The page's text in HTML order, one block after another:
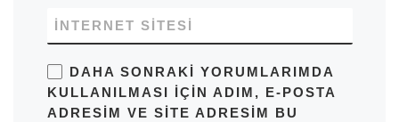
İNTERNET SITESI
DAHA SONRAKI YORUMLARIMDA
KULLANILMASI IÇIN ADIM, E-POSTA
ADRESIM VE SITE ADRESIM BU